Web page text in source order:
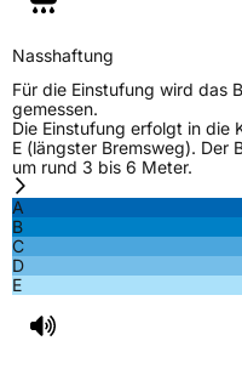
Nasshaftung C
Rollgeräusch (Klasse)
Nasshaftung
Für die Einstufung wird das
gemessen.
Die Einstufung erfolgt in die
E (längster Bremsweg). Der
um rund 3 bis 6 Meter.
A
B
C
D
E